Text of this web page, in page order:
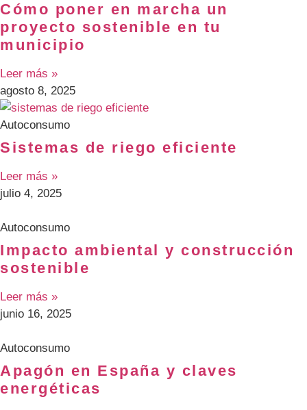
Cómo poner en marcha un
proyecto sostenible en tu
municipio
Leer más »
agosto 8, 2025
Autoconsumo
Sistemas de riego eficiente
Leer más »
julio 4, 2025
Autoconsumo
Impacto ambiental y construcción
sostenible
Leer más »
junio 16, 2025
Autoconsumo
Apagón en España y claves
energéticas